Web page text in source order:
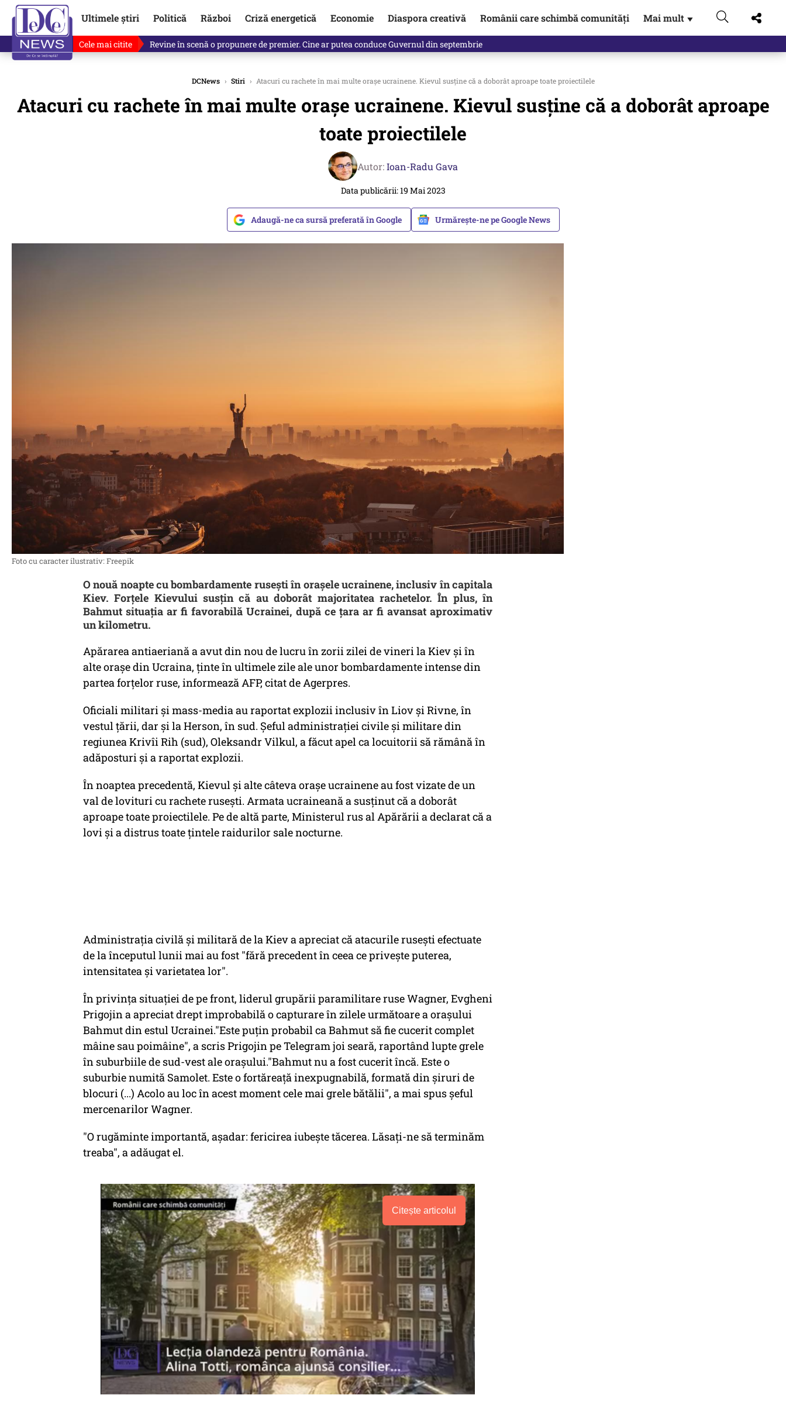
Ultimele știri Politică Război Criză energetică Economie Diaspora creativă Românii care schimbă comunități Mai mult ▼
Cele mai citite Revine în scenă o propunere de premier. Cine ar putea conduce Guvernul din septembrie
DCNews › Stiri › Atacuri cu rachete în mai multe orașe ucrainene. Kievul susține că a doborât aproape toate proiectilele
Atacuri cu rachete în mai multe orașe ucrainene. Kievul susține că a doborât aproape
toate proiectilele
Autor:Ioan-Radu Gava
Data publicării: 19 Mai 2023
Adaugă-ne ca sursă preferată în Google Urmărește-ne pe Google News
Foto cu caracter ilustrativ: Freepik
O nouă noapte cu bombardamente rusești în orașele ucrainene, inclusiv în capitala
Kiev. Forțele Kievului susțin că au doborât majoritatea rachetelor. În plus, în
Bahmut situația ar fi favorabilă Ucrainei, după ce țara ar fi avansat aproximativ
un kilometru.
Apărarea antiaeriană a avut din nou de lucru în zorii zilei de vineri la Kiev şi în
alte oraşe din Ucraina, ţinte în ultimele zile ale unor bombardamente intense din
partea forţelor ruse, informează AFP, citat de Agerpres.
Oficiali militari şi mass-media au raportat explozii inclusiv în Liov şi Rivne, în
vestul ţării, dar şi la Herson, în sud. Şeful administraţiei civile şi militare din
regiunea Krivîi Rih (sud), Oleksandr Vilkul, a făcut apel ca locuitorii să rămână în
adăposturi şi a raportat explozii.
În noaptea precedentă, Kievul şi alte câteva oraşe ucrainene au fost vizate de un
val de lovituri cu rachete ruseşti. Armata ucraineană a susţinut că a doborât
aproape toate proiectilele. Pe de altă parte, Ministerul rus al Apărării a declarat că a
lovi şi a distrus toate ţintele raidurilor sale nocturne.
Administraţia civilă şi militară de la Kiev a apreciat că atacurile ruseşti efectuate
de la începutul lunii mai au fost "fără precedent în ceea ce priveşte puterea,
intensitatea şi varietatea lor".
În privinţa situaţiei de pe front, liderul grupării paramilitare ruse Wagner, Evgheni
Prigojin a apreciat drept improbabilă o capturare în zilele următoare a oraşului
Bahmut din estul Ucrainei."Este puţin probabil ca Bahmut să fie cucerit complet
mâine sau poimâine", a scris Prigojin pe Telegram joi seară, raportând lupte grele
în suburbiile de sud-vest ale oraşului."Bahmut nu a fost cucerit încă. Este o
suburbie numită Samolet. Este o fortăreaţă inexpugnabilă, formată din şiruri de
blocuri (...) Acolo au loc în acest moment cele mai grele bătălii", a mai spus şeful
mercenarilor Wagner.
"O rugăminte importantă, aşadar: fericirea iubeşte tăcerea. Lăsaţi-ne să terminăm
treaba", a adăugat el.
Citește articolul